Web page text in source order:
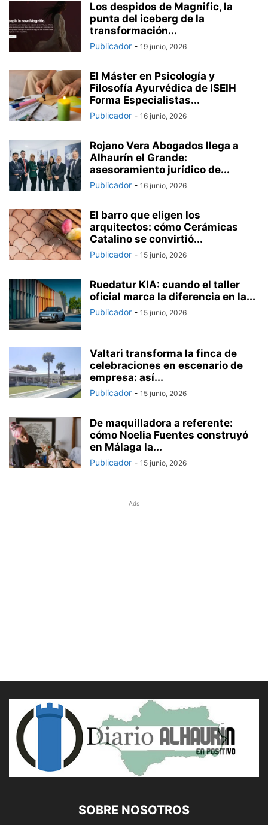
Los despidos de Magnific, la
punta del iceberg de la
transformación...
Publicador - 19 junio, 2026
El Máster en Psicología y
Filosofía Ayurvédica de ISEIH
Forma Especialistas...
Publicador - 16 junio, 2026
Rojano Vera Abogados llega a
Alhaurín el Grande:
asesoramiento jurídico de...
Publicador - 16 junio, 2026
El barro que eligen los
arquitectos: cómo Cerámicas
Catalino se convirtió...
Publicador - 15 junio, 2026
Ruedatur KIA: cuando el taller
oficial marca la diferencia en la...
Publicador - 15 junio, 2026
Valtari transforma la finca de
celebraciones en escenario de
empresa: así...
Publicador - 15 junio, 2026
De maquilladora a referente:
cómo Noelia Fuentes construyó
en Málaga la...
Publicador - 15 junio, 2026
Ads
SOBRE NOSOTROS